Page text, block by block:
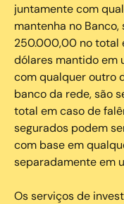
juntamente com
mantenha no Banco,
250.000,00 no total
dólares mantido em
com qualquer outro
banco da rede, são
total em caso de
segurados podem
com base em
separadamente em
Os serviços de